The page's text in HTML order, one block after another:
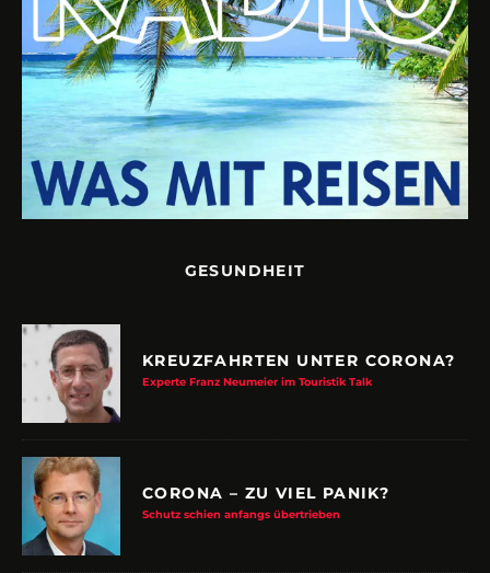
GESUNDHEIT
KREUZFAHRTEN UNTER CORONA?
Experte Franz Neumeier im Touristik Talk
CORONA – ZU VIEL PANIK?
Schutz schien anfangs übertrieben